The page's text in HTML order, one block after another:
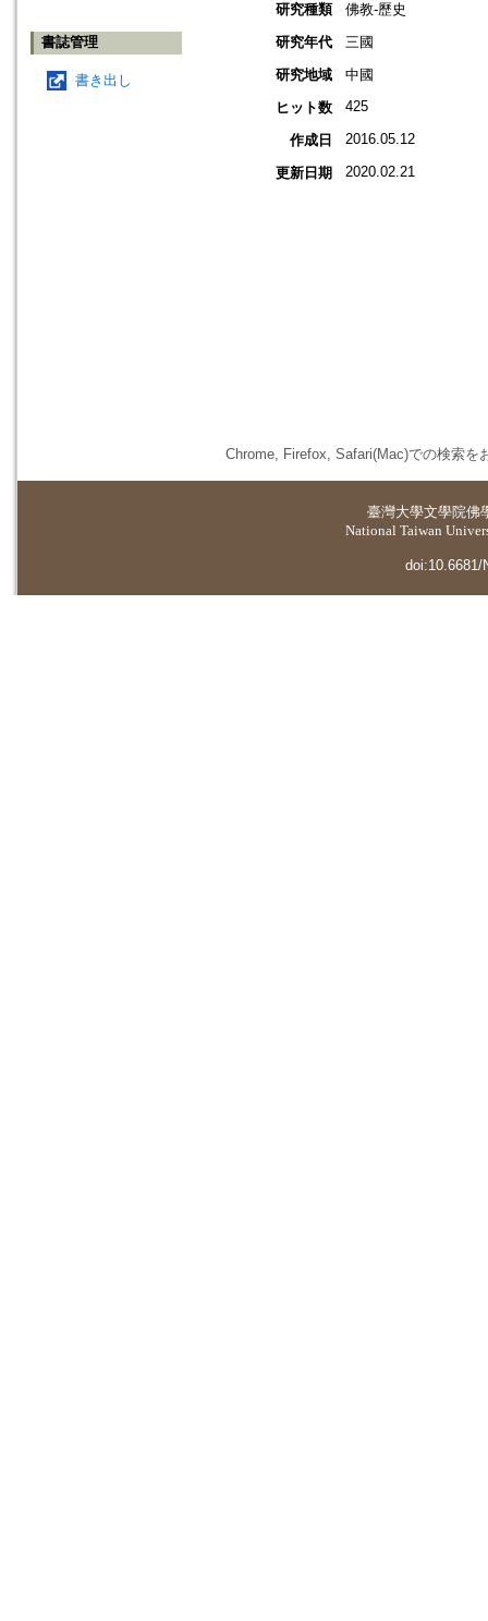
書誌管理
書き出し
研究種類
佛教-歷史
研究年代
三國
研究地域
中國
ヒット数
425
作成日 2016.05.12
更新日期 2020.02.21
Chrome, Firefox, Safari(Mac)での検索を
臺灣大學文學院佛
National Taiwan
doi:10.6681/